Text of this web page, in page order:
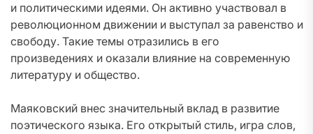
и политическими идеями. Он активно участвовал в
революционном движении и выступал за равенство и
свободу. Такие темы отразились в его
произведениях и оказали влияние на современную
литературу и общество.
Маяковский внес значительный вклад в развитие
поэтического языка. Его открытый стиль, игра слов,